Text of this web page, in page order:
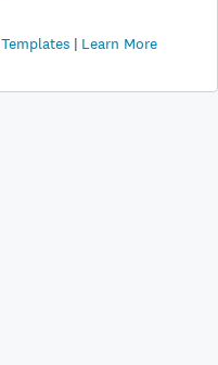
Templates Learn More